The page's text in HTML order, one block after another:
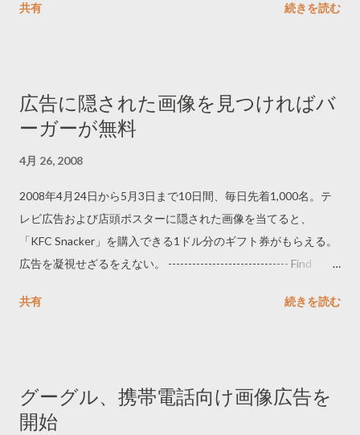
告が利きにくい時代に。生活者にとって広告は邪魔者。信号の
のアテンションの競合状況はもっ...
共有 続きを読む
広告に隠された画像を見つければバ
ーガーが無料
4月 26, 2008
2008年4月24日から5月3日まで10日間、毎日先着1,000名。テ
レビ広告および店頭ポスターに隠された画像を当てると、
「KFC Snacker」を購入できる1ドル分のギフト券がもらえる。
広告を凝視せざるをえない。 ------------------------------ Find
http://www.kfc.com/snacker/ ------------------------------ KFCは
http://www.netadreport.com/blog/2006/05/kfc.html -------------
-----------------
共有 続きを読む
グーグル、携帯電話向け画像広告を
開始